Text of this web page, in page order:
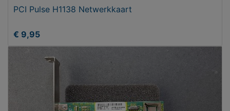
PCI Pulse H1138 Netwerkkaart
€ 9,95